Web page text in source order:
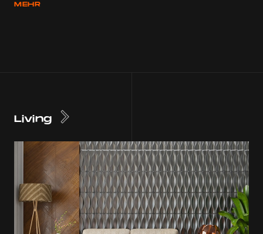
MEHR
Living